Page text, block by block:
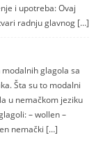
i upotreba: Ovaj
radnju glavnog […]
glagola sa
Šta su to modalni
u nemačkom jeziku
– wollen –
nemački […]